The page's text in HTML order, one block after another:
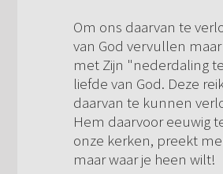
Om ons daarvan te
van God vervullen
met Zijn "nederdaling
liefde van God. Deze
daarvan te kunnen
Hem daarvoor eeuwig
onze kerken, preekt
maar waar je heen wilt!